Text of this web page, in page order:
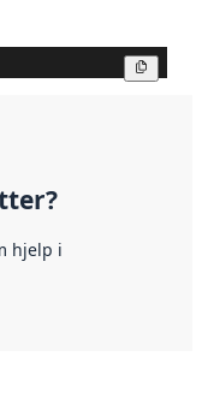
hjelp i